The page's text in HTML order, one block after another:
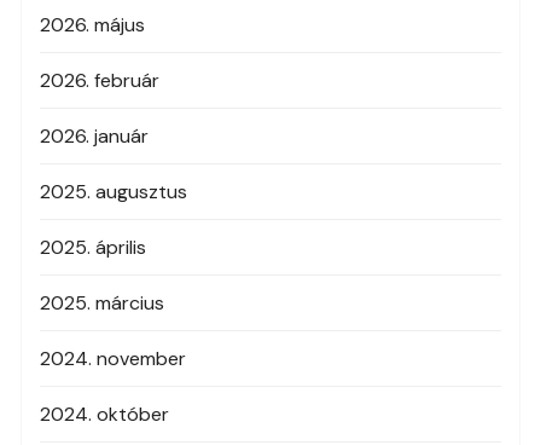
2026. május
2026. február
2026. január
2025. augusztus
2025. április
2025. március
2024. november
2024. október